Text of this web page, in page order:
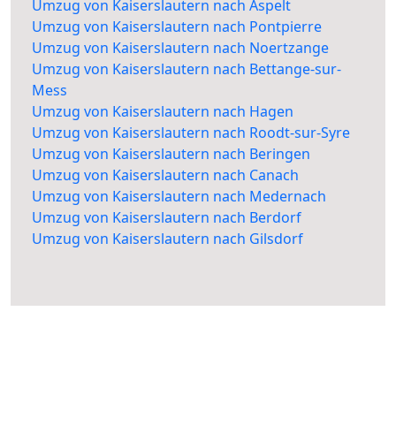
Umzug von Kaiserslautern nach Aspelt
Umzug von Kaiserslautern nach Pontpierre
Umzug von Kaiserslautern nach Noertzange
Umzug von Kaiserslautern nach Bettange-sur-
Mess
Umzug von Kaiserslautern nach Hagen
Umzug von Kaiserslautern nach Roodt-sur-Syre
Umzug von Kaiserslautern nach Beringen
Umzug von Kaiserslautern nach Canach
Umzug von Kaiserslautern nach Medernach
Umzug von Kaiserslautern nach Berdorf
Umzug von Kaiserslautern nach Gilsdorf